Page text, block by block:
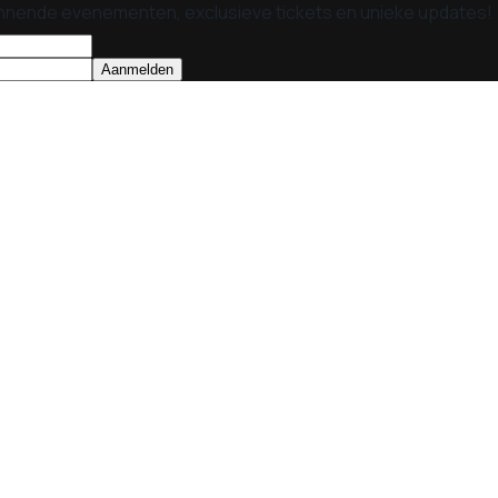
evenementen, exclusieve tickets en unieke updates!